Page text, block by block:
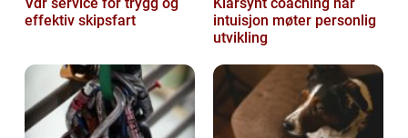
effektiv skipsfart
intuisjon møter personlig
utvikling